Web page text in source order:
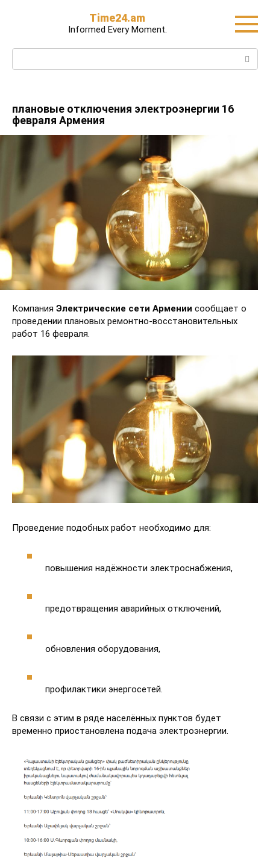
Time24.am
Informed Every Moment.
Search:
плановые отключения электроэнергии 16
февраля Армения
Компания Электрические сети Армении сообщает о
проведении плановых ремонтно-восстановительных
работ 16 февраля.
Проведение подобных работ необходимо для:
повышения надёжности электроснабжения,
предотвращения аварийных отключений,
обновления оборудования,
профилактики энергосетей.
В связи с этим в ряде населённых пунктов будет
временно приостановлена подача электроэнергии.